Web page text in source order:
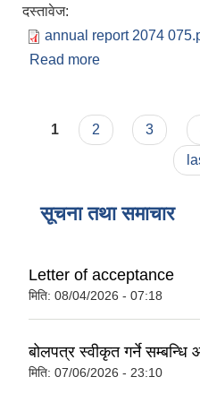
दस्तावेज:
annual report 2074
Read more
Pages
1 2 3
सूचना तथा समाचार
Letter of acceptance
मिति: 08/04/2026 - 07:18
बोलपत्र स्वीकृत गर्ने
मिति: 07/06/2026 - 23:10